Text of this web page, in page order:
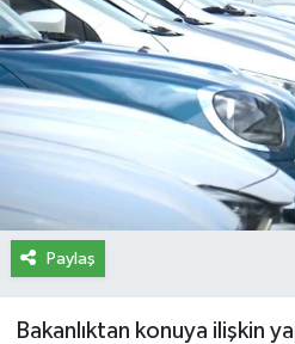
Paylaş
Bakanlıktan konuya ilişkin
Künye
Yasal Uyarı